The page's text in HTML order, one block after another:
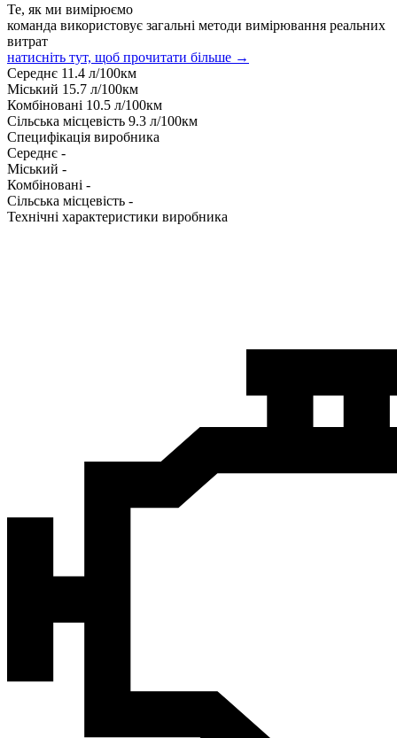
Те, як ми вимірюємо
команда використовує загальні методи вимірювання реальних
витрат
натисніть тут, щоб прочитати більше →
Середнє 11.4 л/100км
Міський 15.7 л/100км
Комбіновані 10.5 л/100км
Сільська місцевість 9.3 л/100км
Специфікація виробника
Середнє -
Міський -
Комбіновані -
Сільська місцевість -
Технічні характеристики виробника